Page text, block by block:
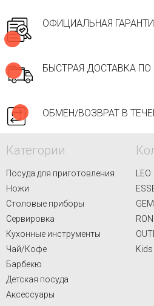
ОФИЦИАЛЬНАЯ
БЫСТРАЯ ДОСТАВКА ПО
ОБМЕН/ВОЗВРАТ В
Категории
Посуда для приготовления
Ножи
Столовые приборы
Сервировка
Кухонные инструменты
Чай/Кофе
Барбекю
Детская посуда
Аксессуары
LEO
GEM
RON
Kids